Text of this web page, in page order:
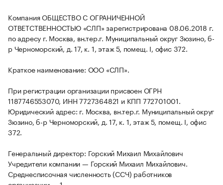
Компания ОБЩЕСТВО С ОГРАНИЧЕННОЙ
ОТВЕТСТВЕННОСТЬЮ «СЛП» зарегистрирована 08.06.2018 г.
по адресу г. Москва, вн.тер.г. Муниципальный округ Зюзино, б-
р Черноморский, д. 17, к. 1, этаж 5, помещ. I, офис 372.
Краткое наименование: ООО «СЛП».
При регистрации организации присвоен ОГРН
1187746553070, ИНН 7727364821 и КПП 772701001.
Юридический адрес: г. Москва, вн.тер.г. Муниципальный округ
Зюзино, б-р Черноморский, д. 17, к. 1, этаж 5, помещ. I, офис
372.
Генеральный директор: Горский Михаил Михайлович
Учредители компании — Горский Михаил Михайлович.
Среднесписочная численность (ССЧ) работников